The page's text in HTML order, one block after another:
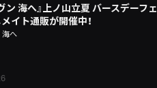
ン 海へ』上ノ山立夏 バースデーフェ
イト通販が開催中！
海へ